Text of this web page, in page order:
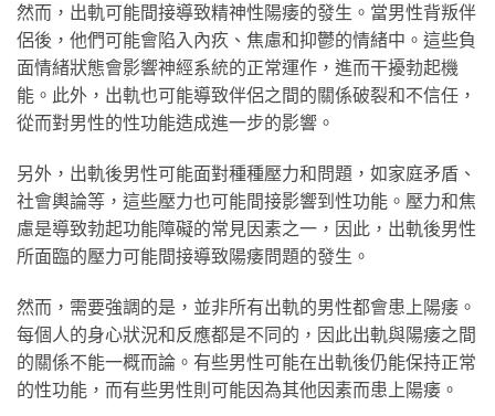
然而，出軌可能間接導致精神性陽痿的發生。當男性背叛伴
侶後，他們可能會陷入內疚、焦慮和抑鬱的情緒中。這些負
面情緒狀態會影響神經系統的正常運作，進而干擾勃起機
能。此外，出軌也可能導致伴侶之間的關係破裂和不信任，
從而對男性的性功能造成進一步的影響。
另外，出軌後男性可能面對種種壓力和問題，如家庭矛盾、
社會輿論等，這些壓力也可能間接影響到性功能。壓力和焦
慮是導致勃起功能障礙的常見因素之一，因此，出軌後男性
所面臨的壓力可能間接導致陽痿問題的發生。
然而，需要強調的是，並非所有出軌的男性都會患上陽痿。
每個人的身心狀況和反應都是不同的，因此出軌與陽痿之間
的關係不能一概而論。有些男性可能在出軌後仍能保持正常
的性功能，而有些男性則可能因為其他因素而患上陽痿。